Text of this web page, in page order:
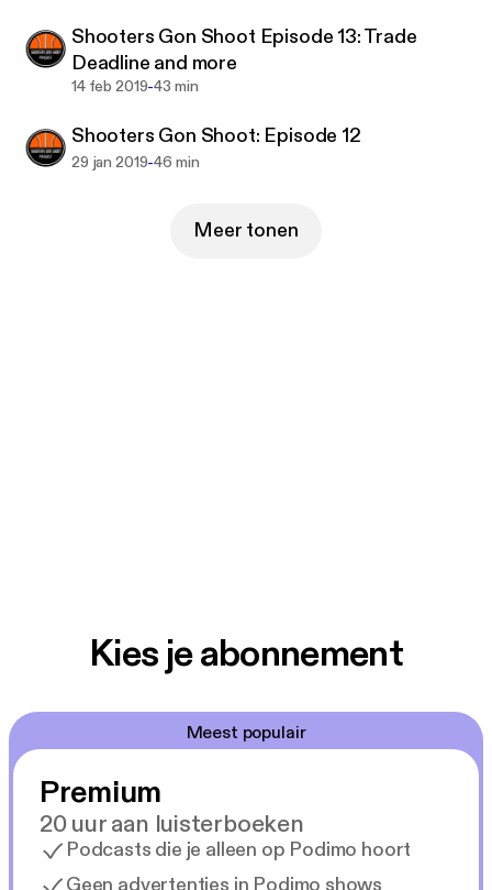
Shooters Gon Shoot Episode 13: Trade
Deadline and more
14 feb 2019-43 min
Shooters Gon Shoot: Episode 12
29 jan 2019-46 min
Meer tonen
Kies je abonnement
Meest populair
Premium
20 uur aan luisterboeken
Podcasts die je alleen op Podimo hoort